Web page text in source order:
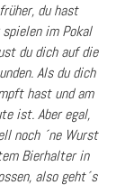
du hast
im Pokal
du dich auf die
Als du dich
hast und am
ist. Aber egal,
noch ´ne Wurst
Bierhalter in
also geht´s